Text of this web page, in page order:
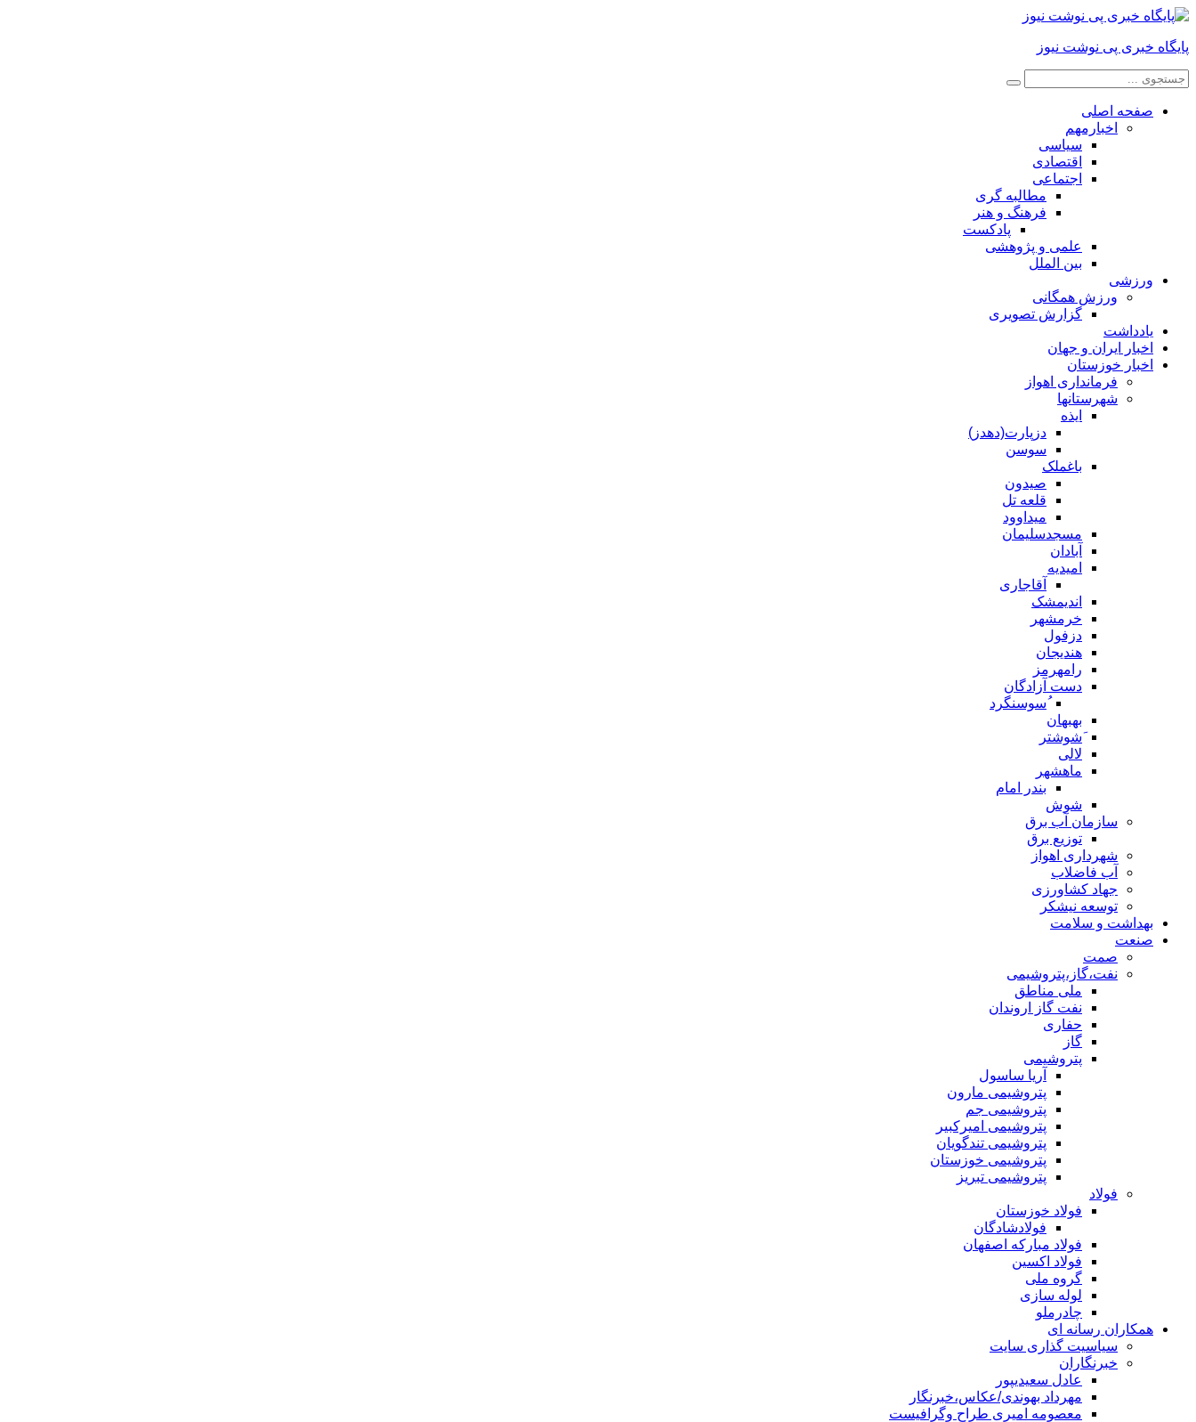
پایگاه خبری پی نوشت نیوز
صفحه اصلی
اخبارمهم
سیاسی
اقتصادی
اجتماعی
مطالبه گری
فرهنگ و هنر
پادکست
علمی و پژوهشی
بین الملل
ورزشی
ورزش همگانی
گزارش تصویری
یادداشت
اخبار ایران و جهان
اخبار خوزستان
فرمانداری اهواز
شهرستانها
ایذه
دزپارت(دهدز)
سوسن
باغملک
صیدون
قلعه تل
میداوود
مسجدسلیمان
آبادان
امیدیه
آقاجاری
اندیمشک
خرمشهر
دزفول
هندیجان
رامهرمز
دست آزادگان
ُسوسنگرد
بهبهان
َشوشتر
لالی
ماهشهر
بندر امام
شوش
سازمان آب برق
توزیع برق
شهرداری اهواز
آب فاضلاب
جهاد کشاورزی
توسعه نیشکر
بهداشت و سلامت
صنعت
صمت
نفت،گاز،پتروشیمی
ملی مناطق
نفت گاز اروندان
حفاری
گاز
پتروشیمی
آریا ساسول
پتروشیمی مارون
پتروشیمی جم
پتروشیمی امیرکبیر
پتروشیمی تندگویان
پتروشیمی خوزستان
پتروشیمی تبریز
فولاد
فولاد خوزستان
فولادشادگان
فولاد مبارکه اصفهان
فولاد اکسین
گروه ملی
لوله سازی
چادرملو
همکاران رسانه ای
سیاسیت گذاری سایت
خبرنگاران
عادل سعیدیپور
مهرداد بهوندی/عکاس،خبرنگار
معصومه امیری طراح وگرافیست